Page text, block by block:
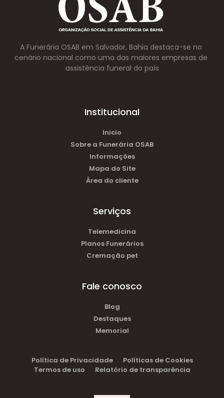
A Funerária OSAB em Salvador, Bahia destaca-se no
cenário nacional como uma das maiores empresas de
assistência funeral do país
Institucional
Inicio
Sobre a Funerária OSAB
Informações
Mapa do Site
Área do cliente
Serviços
Telemedicina
Planos Funerários
Cremação pet
Fale conosco
Blog
Destaques
Memorial
Política de Privacidade
Políticas de Cookies
Termos de uso
Relatório de transparência